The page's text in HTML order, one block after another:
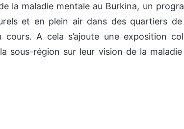
la maladie mentale au Burkina, un
et en plein air dans des quartiers de
cours. A cela s’ajoute une exposition
sous-région sur leur vision de la